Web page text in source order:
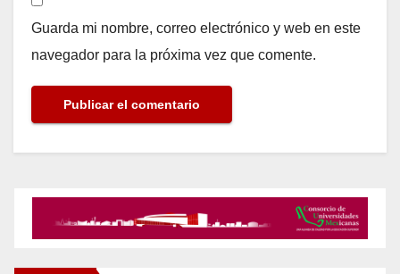
Guarda mi nombre, correo electrónico y web en este
navegador para la próxima vez que comente.